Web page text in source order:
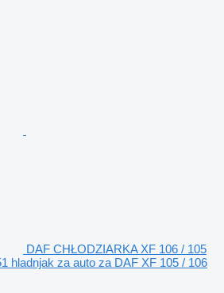
DAF CHŁODZIARKA XF 106 / 105
hladnjak za auto za DAF XF 105 / 106